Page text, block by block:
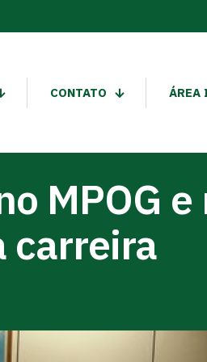
CONTATO ÁREA
MPOG
carreira